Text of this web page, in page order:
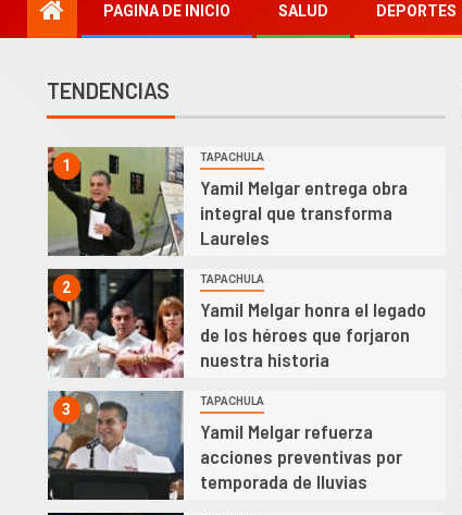
PAGINA DE INICIO SALUD DEPORTES
TENDENCIAS
1 TAPACHULA
Yamil Melgar entrega obra
integral que transforma
Laureles
2 TAPACHULA
Yamil Melgar honra el legado
de los héroes que forjaron
nuestra historia
3 TAPACHULA
Yamil Melgar refuerza
acciones preventivas por
temporada de lluvias